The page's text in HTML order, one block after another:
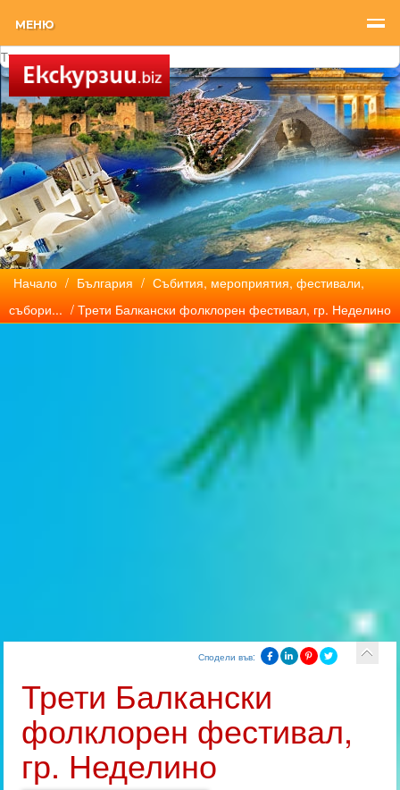
МЕНЮ
Начало / България / Събития, мероприятия, фестивали,
събори... / Трети Балкански фолклорен фестивал, гр. Неделино
Сподели във:
Трети Балкански
фолклорен фестивал,
гр. Неделино